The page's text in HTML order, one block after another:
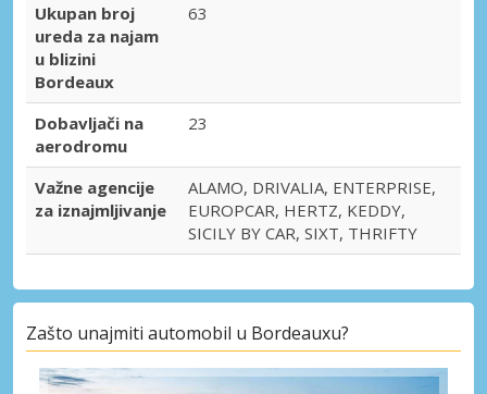
Ukupan broj
ureda za najam
u blizini
Bordeaux
63
Dobavljači na
aerodromu
23
Važne agencije
za iznajmljivanje
ALAMO, DRIVALIA, ENTERPRISE,
EUROPCAR, HERTZ, KEDDY,
SICILY BY CAR, SIXT, THRIFTY
Zašto unajmiti automobil u Bordeauxu?